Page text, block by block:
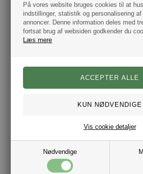
På vores website bruges cookies til at
indstillinger, statistik og personalisering af
annoncer. Denne information deles med
fortsat brug af websiden godkender du
Læs mere
Nødvendige
Vis cookie detaljer